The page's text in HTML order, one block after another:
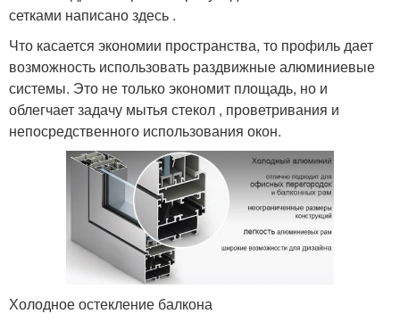
сетками написано здесь .
Что касается экономии пространства, то профиль дает
возможность использовать раздвижные алюминиевые
системы. Это не только экономит площадь, но и
облегчает задачу мытья стекол , проветривания и
непосредственного использования окон.
Холодное остекление балкона